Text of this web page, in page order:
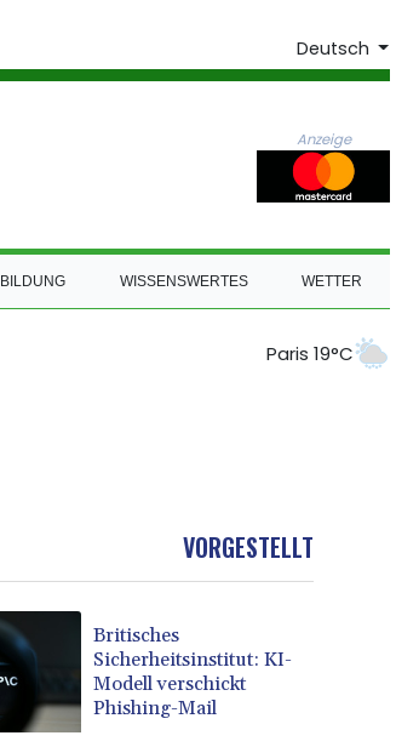
Deutsch
Anzeige
BILDUNG WISSENSWERTES WETTER
Paris 19°C
VORGESTELLT
Britisches
Sicherheitsinstitut: KI-
Modell verschickt
Phishing-Mail